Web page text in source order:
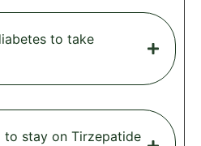
to take
to stay on Tirzepatide